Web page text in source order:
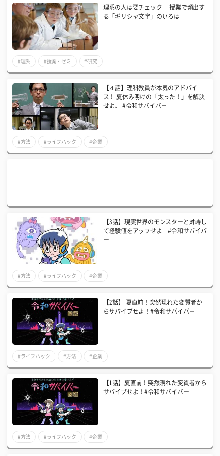
理系の人は要チェック！ 授業で頻出す
る「ギリシャ文字」のいろは
#理系 #授業・ゼミ #研究
【４話】理科教員が本気のアドバイ
ス！ 夏休み明けの「太った！」を解決
せよ。 #令和サバイバー
#方法 #ライフハック #企業
【3話】現実世界のモンスターと対峙し
て経験値をアップせよ！#令和サバイバ
ー
#方法 #ライフハック #企業
【2話】 夏直前！突然現れた変質者か
らサバイブせよ！#令和サバイバー
#ライフハック #方法 #企業
【1話】夏直前！突然現れた変質者から
サバイブせよ！#令和サバイバー
#方法 #ライフハック #企業